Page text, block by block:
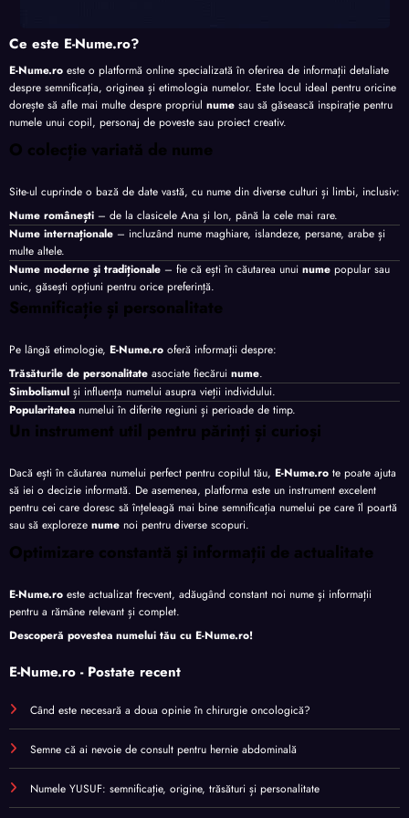
Ce este E-Nume.ro?
E-Nume.ro este o platformă online specializată în oferirea de informații detaliate
despre semnificația, originea și etimologia numelor. Este locul ideal pentru oricine
dorește să afle mai multe despre propriul nume sau să găsească inspirație pentru
numele unui copil, personaj de poveste sau proiect creativ.
O colecție variată de nume
Site-ul cuprinde o bază de date vastă, cu nume din diverse culturi și limbi, inclusiv:
Nume românești – de la clasicele Ana și Ion, până la cele mai rare.
Nume internaționale – incluzând nume maghiare, islandeze, persane, arabe și
multe altele.
Nume moderne și tradiționale – fie că ești în căutarea unui nume popular sau
unic, găsești opțiuni pentru orice preferință.
Semnificație și personalitate
Pe lângă etimologie, E-Nume.ro oferă informații despre:
Trăsăturile de personalitate asociate fiecărui nume.
Simbolismul și influența numelui asupra vieții individului.
Popularitatea numelui în diferite regiuni și perioade de timp.
Un instrument util pentru părinți și curioși
Dacă ești în căutarea numelui perfect pentru copilul tău, E-Nume.ro te poate ajuta
să iei o decizie informată. De asemenea, platforma este un instrument excelent
pentru cei care doresc să înțeleagă mai bine semnificația numelui pe care îl poartă
sau să exploreze nume noi pentru diverse scopuri.
Optimizare constantă și informații de actualitate
E-Nume.ro este actualizat frecvent, adăugând constant noi nume și informații
pentru a rămâne relevant și complet.
Descoperă povestea numelui tău cu E-Nume.ro!
E-Nume.ro - Postate recent
Când este necesară a doua opinie în chirurgie oncologică?
Semne că ai nevoie de consult pentru hernie abdominală
Numele YUSUF: semnificație, origine, trăsături și personalitate